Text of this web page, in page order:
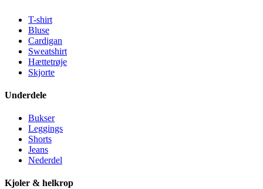
T-shirt
Bluse
Cardigan
Sweatshirt
Hættetrøje
Skjorte
Underdele
Bukser
Leggings
Shorts
Jeans
Nederdel
Kjoler & helkrop